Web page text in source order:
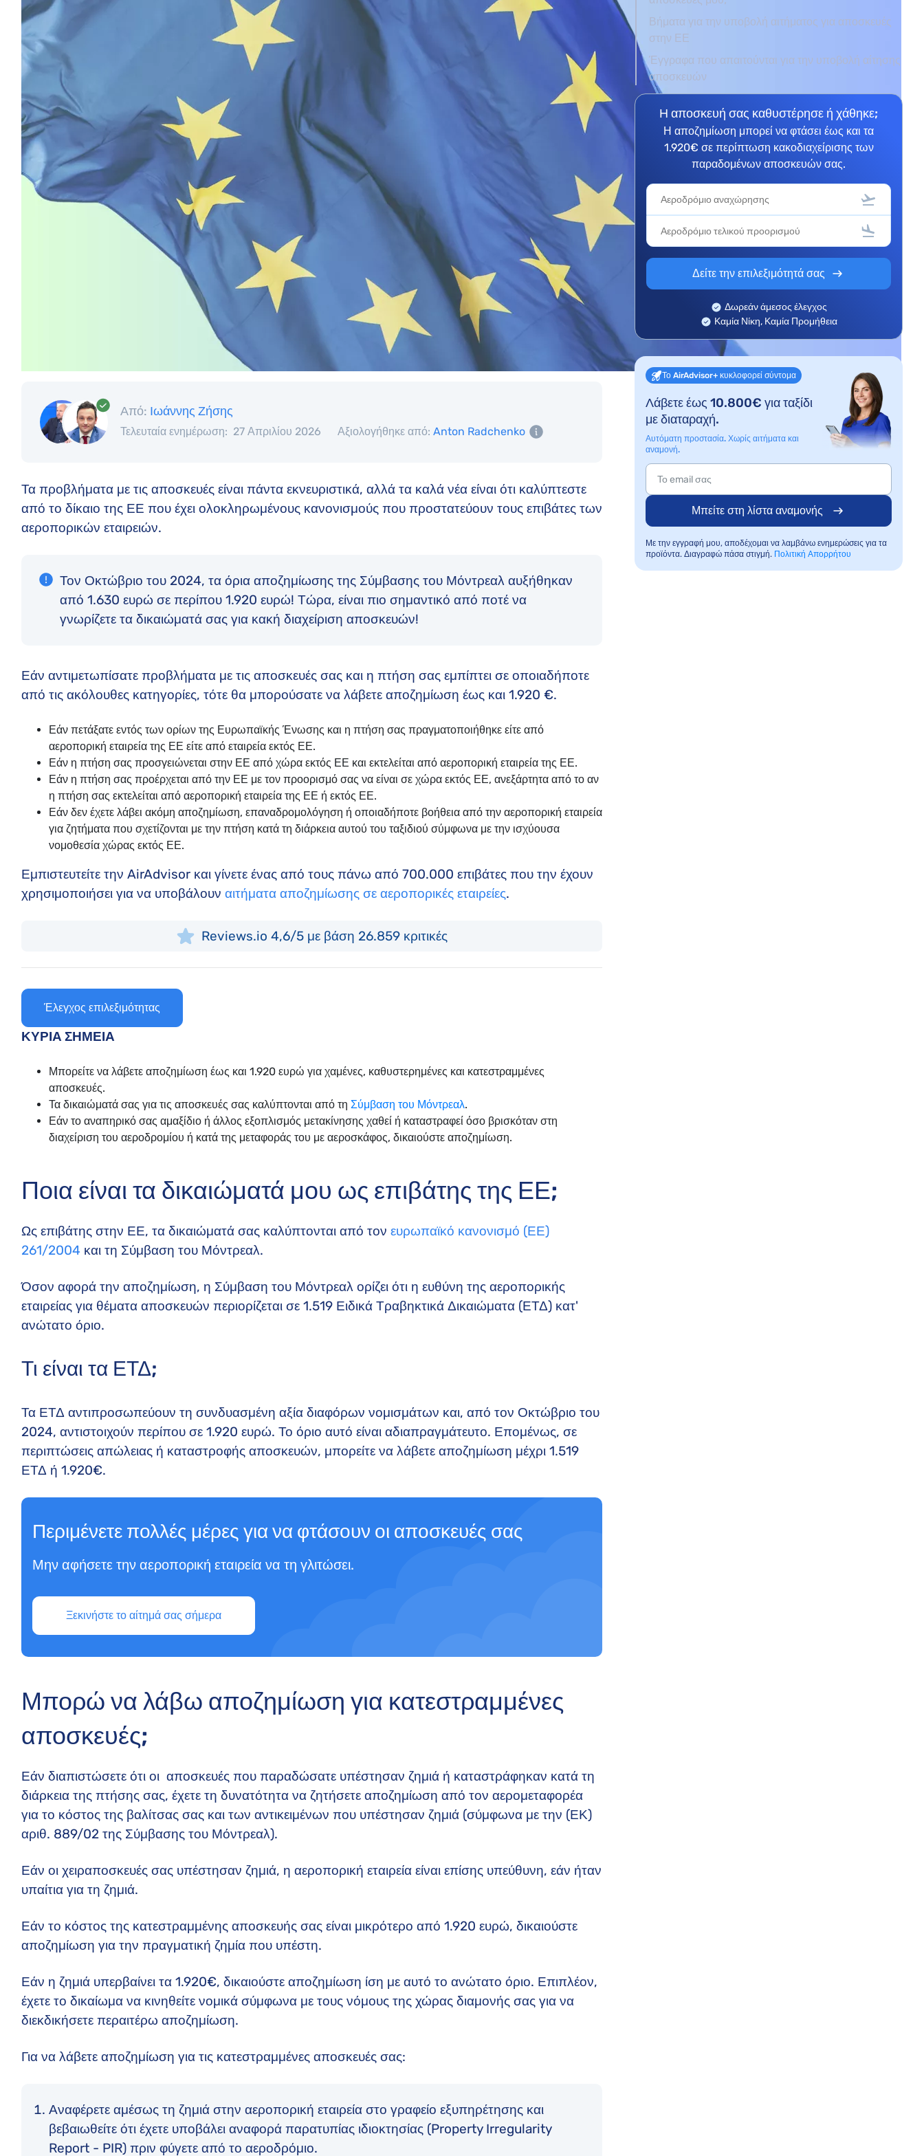
easyJet - Αποζημίωση
British Airways - Αποζημίωση
Από: Ιωάννης Ζήσης
Τελευταία ενημέρωση: 27 Απριλίου 2026 Αξιολογήθηκε από: Anton Radchenko
Τα προβλήματα με τις αποσκευές είναι πάντα εκνευριστικά, αλλά τα καλά νέα είναι ότι καλύπτεστε
από το δίκαιο της ΕΕ που έχει ολοκληρωμένους κανονισμούς που προστατεύουν τους επιβάτες των
αεροπορικών εταιρειών.
Τον Οκτώβριο του 2024, τα όρια αποζημίωσης της Σύμβασης του Μόντρεαλ αυξήθηκαν
από 1.630 ευρώ σε περίπου 1.920 ευρώ! Τώρα, είναι πιο σημαντικό από ποτέ να
γνωρίζετε τα δικαιώματά σας για κακή διαχείριση αποσκευών!
Εάν αντιμετωπίσατε προβλήματα με τις αποσκευές σας και η πτήση σας εμπίπτει σε οποιαδήποτε
από τις ακόλουθες κατηγορίες, τότε θα μπορούσατε να λάβετε αποζημίωση έως και 1.920 €.
Εάν πετάξατε εντός των ορίων της Ευρωπαϊκής Ένωσης και η πτήση σας πραγματοποιήθηκε είτε από
αεροπορική εταιρεία της ΕΕ είτε από εταιρεία εκτός ΕΕ.
Εάν η πτήση σας προσγειώνεται στην ΕΕ από χώρα εκτός ΕΕ και εκτελείται από αεροπορική εταιρεία της ΕΕ.
Εάν η πτήση σας προέρχεται από την ΕΕ με τον προορισμό σας να είναι σε χώρα εκτός ΕΕ, ανεξάρτητα από το αν
η πτήση σας εκτελείται από αεροπορική εταιρεία της ΕΕ ή εκτός ΕΕ.
Εάν δεν έχετε λάβει ακόμη αποζημίωση, επαναδρομολόγηση ή οποιαδήποτε βοήθεια από την αεροπορική εταιρεία
για ζητήματα που σχετίζονται με την πτήση κατά τη διάρκεια αυτού του ταξιδιού σύμφωνα με την ισχύουσα
νομοθεσία χώρας εκτός ΕΕ.
Εμπιστευτείτε την AirAdvisor και γίνετε ένας από τους πάνω από 700.000 επιβάτες που την έχουν
χρησιμοποιήσει για να υποβάλουν αιτήματα αποζημίωσης σε αεροπορικές εταιρείες.
Reviews.io 4,6/5 με βάση 26.859 κριτικές
Έλεγχος επιλεξιμότητας
ΚΥΡΙΑ ΣΗΜΕΙΑ
Μπορείτε να λάβετε αποζημίωση έως και 1.920 ευρώ για χαμένες, καθυστερημένες και κατεστραμμένες
αποσκευές.
Τα δικαιώματά σας για τις αποσκευές σας καλύπτονται από τη Σύμβαση του Μόντρεαλ.
Εάν το αναπηρικό σας αμαξίδιο ή άλλος εξοπλισμός μετακίνησης χαθεί ή καταστραφεί όσο βρισκόταν στη
διαχείριση του αεροδρομίου ή κατά της μεταφοράς του με αεροσκάφος, δικαιούστε αποζημίωση.
Ποια είναι τα δικαιώματά μου ως επιβάτης της ΕΕ;
Ως επιβάτης στην ΕΕ, τα δικαιώματά σας καλύπτονται από τον ευρωπαϊκό κανονισμό (ΕΕ)
261/2004 και τη Σύμβαση του Μόντρεαλ.
Όσον αφορά την αποζημίωση, η Σύμβαση του Μόντρεαλ ορίζει ότι η ευθύνη της αεροπορικής
εταιρείας για θέματα αποσκευών περιορίζεται σε 1.519 Ειδικά Τραβηκτικά Δικαιώματα (ΕΤΔ) κατ'
ανώτατο όριο.
Τι είναι τα ΕΤΔ;
Τα ΕΤΔ αντιπροσωπεύουν τη συνδυασμένη αξία διαφόρων νομισμάτων και, από τον Οκτώβριο του
2024, αντιστοιχούν περίπου σε 1.920 ευρώ. Το όριο αυτό είναι αδιαπραγμάτευτο. Επομένως, σε
περιπτώσεις απώλειας ή καταστροφής αποσκευών, μπορείτε να λάβετε αποζημίωση μέχρι 1.519
ΕΤΔ ή 1.920€.
Περιμένετε πολλές μέρες για να φτάσουν οι αποσκευές σας
Μην αφήσετε την αεροπορική εταιρεία να τη γλιτώσει.
Ξεκινήστε το αίτημά σας σήμερα
Μπορώ να λάβω αποζημίωση για κατεστραμμένες
αποσκευές;
Εάν διαπιστώσετε ότι οι αποσκευές που παραδώσατε υπέστησαν ζημιά ή καταστράφηκαν κατά τη
διάρκεια της πτήσης σας, έχετε τη δυνατότητα να ζητήσετε αποζημίωση από τον αερομεταφορέα
για το κόστος της βαλίτσας σας και των αντικειμένων που υπέστησαν ζημιά (σύμφωνα με την (ΕΚ)
αριθ. 889/02 της Σύμβασης του Μόντρεαλ).
Εάν οι χειραποσκευές σας υπέστησαν ζημιά, η αεροπορική εταιρεία είναι επίσης υπεύθυνη, εάν ήταν
υπαίτια για τη ζημιά.
Εάν το κόστος της κατεστραμμένης αποσκευής σας είναι μικρότερο από 1.920 ευρώ, δικαιούστε
αποζημίωση για την πραγματική ζημία που υπέστη.
Εάν η ζημιά υπερβαίνει τα 1.920€, δικαιούστε αποζημίωση ίση με αυτό το ανώτατο όριο. Επιπλέον,
έχετε το δικαίωμα να κινηθείτε νομικά σύμφωνα με τους νόμους της χώρας διαμονής σας για να
διεκδικήσετε περαιτέρω αποζημίωση.
Για να λάβετε αποζημίωση για τις κατεστραμμένες αποσκευές σας:
Αναφέρετε αμέσως τη ζημιά στην αεροπορική εταιρεία στο γραφείο εξυπηρέτησης και
βεβαιωθείτε ότι έχετε υποβάλει αναφορά παρατυπίας ιδιοκτησίας (Property Irregularity
Report - PIR) πριν φύγετε από το αεροδρόμιο.
Βήματα για την υποβολή αιτήματος για αποσκευές
στην ΕΕ
Έγγραφα που απαιτούνται για την υποβολή αίτησης
αποσκευών
Η αποσκευή σας καθυστέρησε ή χάθηκε;
Η αποζημίωση μπορεί να φτάσει έως και τα
1.920€ σε περίπτωση κακοδιαχείρισης των
παραδομένων αποσκευών σας.
Δείτε την επιλεξιμότητά σας
Δωρεάν άμεσος έλεγχος
Καμία Νίκη, Καμία Προμήθεια
Το AirAdvisor+ κυκλοφορεί σύντομα
Λάβετε έως 10.800€ για ταξίδι
με διαταραχή.
Αυτόματη προστασία. Χωρίς αιτήματα και
αναμονή.
Μπείτε στη λίστα αναμονής
Με την εγγραφή μου, αποδέχομαι να λαμβάνω ενημερώσεις για τα
προϊόντα. Διαγραφώ πάσα στιγμή. Πολιτική Απορρήτου